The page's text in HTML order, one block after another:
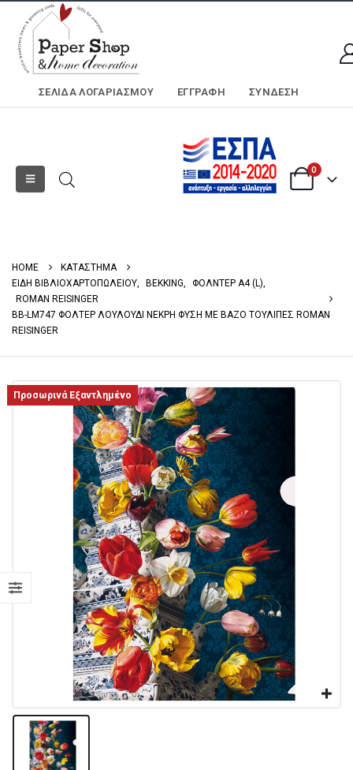
ΣΕΛΊΔΑ ΛΟΓΑΡΙΑΣΜΟΎ ΕΓΓΡΑΦΗ ΣΎΝΔΕΣΗ
0
HOME
ΚΑΤΑΣΤΗΜΑ
ΕΙΔΗ ΒΙΒΛΙΟΧΑΡΤΟΠΩΛΕΙΟΥ
BEKKING ΦΟΛΝΤΕΡ Α4 (L)
ROMAN REISINGER
BB-LM747 ΦΟΛΤΕΡ ΛΟΥΛΟΥΔΙ ΝΕΚΡΗ ΦΥΣΗ ΜΕ ΒΑΖΟ ΤΟΥΛΙΠΕΣ ROMAN
REISINGER
Προσωρινά Εξαντλημένο